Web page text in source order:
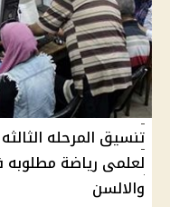
لعلمى رياضة
والالسن